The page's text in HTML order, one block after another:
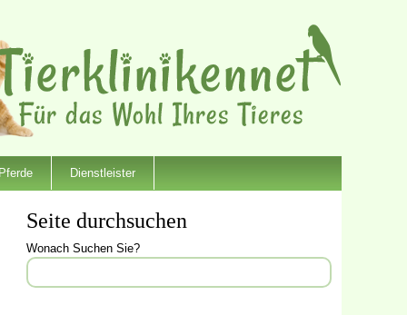
Dienstleister
Seite durchsuchen
Wonach Suchen Sie?